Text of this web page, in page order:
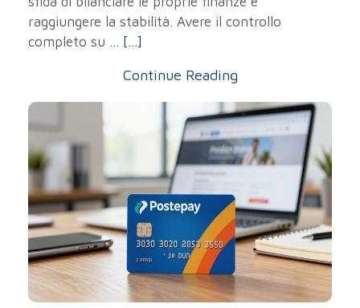
raggiungere la stabilità. Avere il controllo
completo su ... [...]
Continue Reading